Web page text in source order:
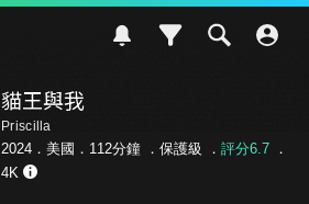
貓王與我
Priscilla
2024．美國．112分鐘 ． 保護級 ． 評分6.7．
4K